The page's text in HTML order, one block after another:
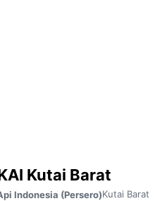
Kutai Barat
Indonesia (Persero)Kutai Barat